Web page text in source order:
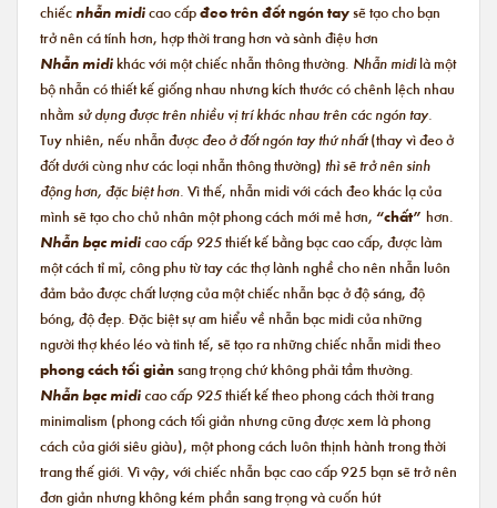
chiếcnhẫn midicao cấpđeo trên đốt ngón taysẽ tạo cho bạn
trở nên cá tính hơn, hợp thời trang hơn và sành điệu hơn
Nhẫn midikhác với một chiếc nhẫn thông thường. Nhẫn midilà một
bộ nhẫn có thiết kế giống nhau nhưng kích thước có chênh lệch nhau
nhằm sử dụng được trên nhiều vị trí khác nhau trên các ngón tay.
Tuy nhiên, nếu nhẫn được đeo ở đốt ngón tay thứ nhất(thay vì đeo ở
đốt dưới cùng như các loại nhẫn thông thường) thì sẽ trở nên sinh
động hơn, đặc biệt hơn. Vì thế, nhẫn midi với cách đeo khác lạ của
mình sẽ tạo cho chủ nhân một phong cách mới mẻ hơn, “chất” hơn.
Nhẫn bạc midi cao cấp 925thiết kế bằng bạc cao cấp, được làm
một cách tỉ mỉ, công phu từ tay các thợ lành nghề cho nên nhẫn luôn
đảm bảo được chất lượng của một chiếc nhẫn bạc ở độ sáng, độ
bóng, độ đẹp. Đặc biệt sự am hiểu về nhẫn bạc midi của những
người thợ khéo léo và tinh tế, sẽ tạo ra những chiếc nhẫn midi theo
phong cách tối giảnsang trọng chứ không phải tầm thường.
Nhẫn bạc midi cao cấp 925thiết kế theo phong cách thời trang
minimalism (phong cách tối giản nhưng cũng được xem là phong
cách của giới siêu giàu), một phong cách luôn thịnh hành trong thời
trang thế giới. Vì vậy, với chiếc nhẫn bạc cao cấp 925 bạn sẽ trở nên
đơn giản nhưng không kém phần sang trọng và cuốn hút